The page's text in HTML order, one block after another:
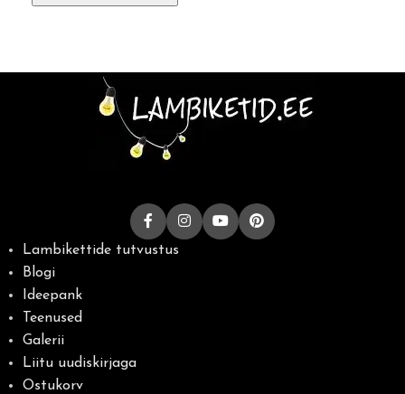
Lambikettide tutvustus
Blogi
Ideepank
Teenused
Galerii
Liitu uudiskirjaga
Ostukorv